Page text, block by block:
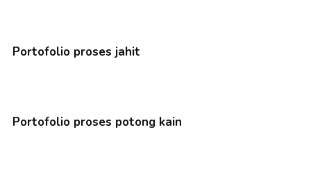
Portofolio proses jahit
Portofolio proses potong kain